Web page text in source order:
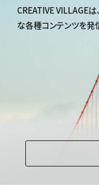
CREATIVE VILLAGEは、
な各種コンテンツを発